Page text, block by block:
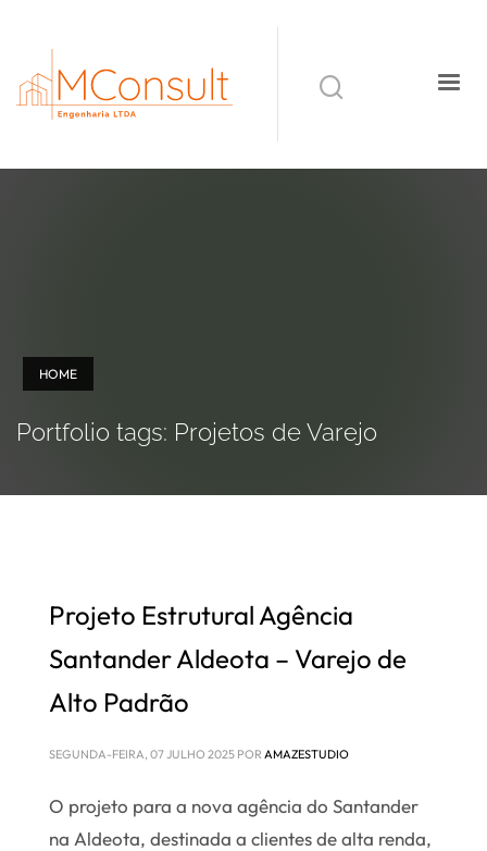
HOME
Portfolio tags: Projetos de Varejo
Projeto Estrutural Agência
Santander Aldeota – Varejo de
Alto Padrão
SEGUNDA-FEIRA, 07 JULHO 2025 POR AMAZESTUDIO
O projeto para a nova agência do Santander
na Aldeota, destinada a clientes de alta renda,